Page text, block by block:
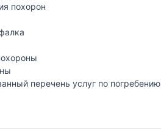
похорон
перечень услуг по погребению